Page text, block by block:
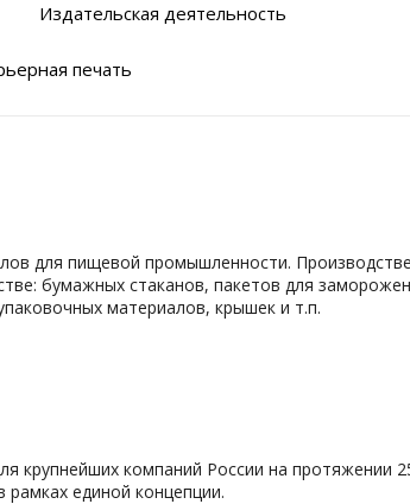
Издательская деятельность
печать
для пищевой промышленности.
бумажных стаканов, пакетов для
материалов, крышек и т.п.
крупнейших компаний России на протяжении
единой концепции.